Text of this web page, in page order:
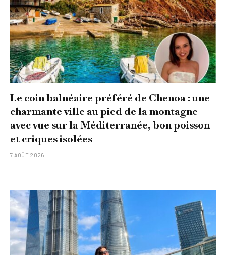
Le coin balnéaire préféré de Chenoa : une
charmante ville au pied de la montagne
avec vue sur la Méditerranée, bon poisson
et criques isolées
7 AOÛT 2026